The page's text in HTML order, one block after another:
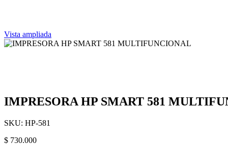
Vista ampliada
IMPRESORA HP SMART 581
SKU: HP-581
$ 730.000